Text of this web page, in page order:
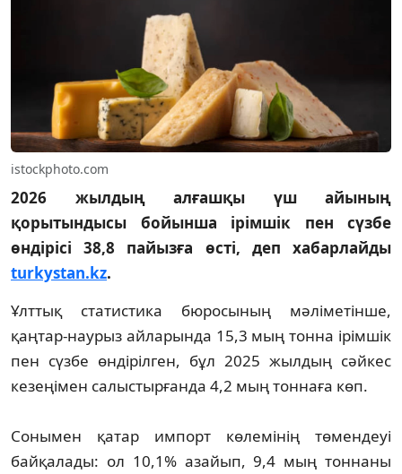
istockphoto.com
2026 жылдың алғашқы үш айының
қорытындысы бойынша ірімшік пен сүзбе
өндірісі 38,8 пайызға өсті, деп хабарлайды
turkystan.kz.
Ұлттық статистика бюросының мәліметінше,
қаңтар-наурыз айларында 15,3 мың тонна ірімшік
пен сүзбе өндірілген, бұл 2025 жылдың сәйкес
кезеңімен салыстырғанда 4,2 мың тоннаға көп.
Сонымен қатар импорт көлемінің төмендеуі
байқалады: ол 10,1% азайып, 9,4 мың тоннаны